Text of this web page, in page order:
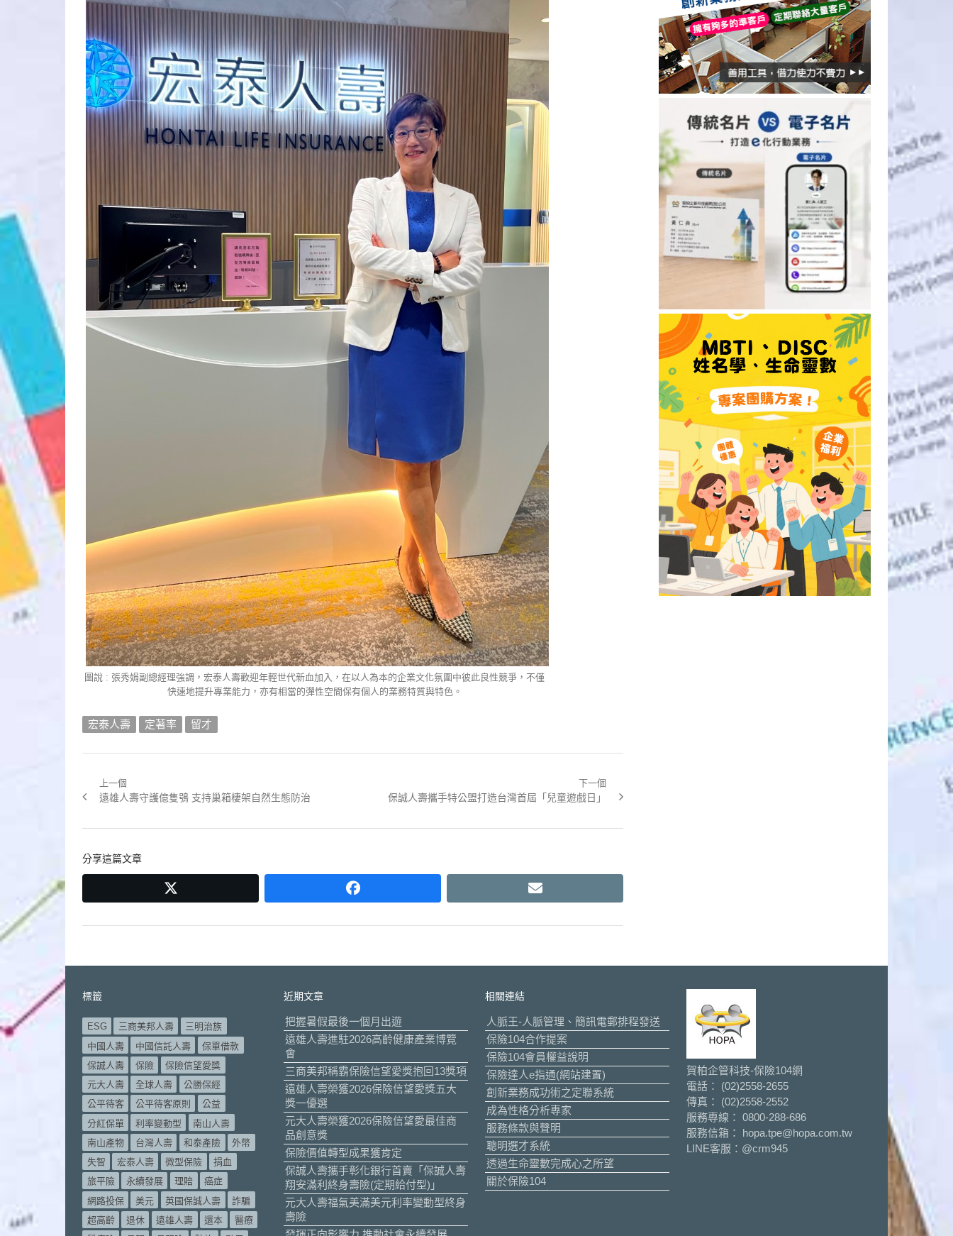
圖說 : 張秀娟副總經理強調，宏泰人壽歡迎年輕世代新血加入，在以人為本的企業文化氛圍中彼此良性競爭，不僅
快速地提升專業能力，亦有相當的彈性空間保有個人的業務特質與特色。
宏泰人壽 定著率 留才
覽
上一個
Previous
遠雄人壽守護億隻鴞 支持巢箱棲架自然生態防治
下一個
Next
保誠人壽攜手特公盟打造台灣首屆「兒童遊戲日」
分享這篇文章
facebook email
標籤
ESG 三商美邦人壽
三明治族
中國人壽
中國信託人壽
保單借款
保誠人壽
保險
保險信望愛獎
元大人壽
全球人壽
公勝保經
公平待客
公平待客原則
公益
分紅保單
利率變動型
南山人壽
南山產物
台灣人壽 和泰產險
外幣
失智
宏泰人壽 微型保險
捐血
旅平險
永續發展 理賠
癌症
網路投保
美元 英國保誠人壽
詐騙
超高齡
退休 遠雄人壽 還本
醫療
近期文章
把握暑假最後一個月出遊
遠雄人壽進駐2026高齡健康產業博覽
會
三商美邦稱霸保險信望愛獎抱回13獎項
遠雄人壽榮獲2026保險信望愛獎五大
獎一優選
元大人壽榮獲2026保險信望愛最佳商
品創意獎
保險價值轉型成果獲肯定
保誠人壽攜手彰化銀行首賣「保誠人壽
翔安滿利終身壽險(定期給付型)」
元大人壽福氣美滿美元利率變動型終身
壽險
相關連結
人脈王-人脈管理、簡訊電郵排程發送
保險104合作提案
保險104會員權益說明
保險達人e指通(網站建置)
創新業務成功術之定聯系統
成為性格分析專家
服務條款與聲明
聰明選才系統
透過生命靈數完成心之所望
關於保險104
賀柏企管科技-保險104網
電話： (02)2558-2655
傳真： (02)2558-2552
服務專線： 0800-288-686
服務信箱： hopa.tpe@hopa.com.tw
LINE客服： @crm945